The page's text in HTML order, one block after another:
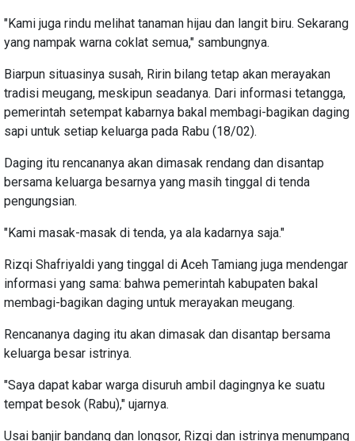
"Kami juga rindu melihat tanaman hijau dan langit biru. Sekarang
yang nampak warna coklat semua," sambungnya.
Biarpun situasinya susah, Ririn bilang tetap akan merayakan
tradisi meugang, meskipun seadanya. Dari informasi tetangga,
pemerintah setempat kabarnya bakal membagi-bagikan daging
sapi untuk setiap keluarga pada Rabu (18/02).
Daging itu rencananya akan dimasak rendang dan disantap
bersama keluarga besarnya yang masih tinggal di tenda
pengungsian.
"Kami masak-masak di tenda, ya ala kadarnya saja."
Rizqi Shafriyaldi yang tinggal di Aceh Tamiang juga mendengar
informasi yang sama: bahwa pemerintah kabupaten bakal
membagi-bagikan daging untuk merayakan meugang.
Rencananya daging itu akan dimasak dan disantap bersama
keluarga besar istrinya.
"Saya dapat kabar warga disuruh ambil dagingnya ke suatu
tempat besok (Rabu)," ujarnya.
Usai banjir bandang dan longsor, Rizqi dan istrinya menumpang